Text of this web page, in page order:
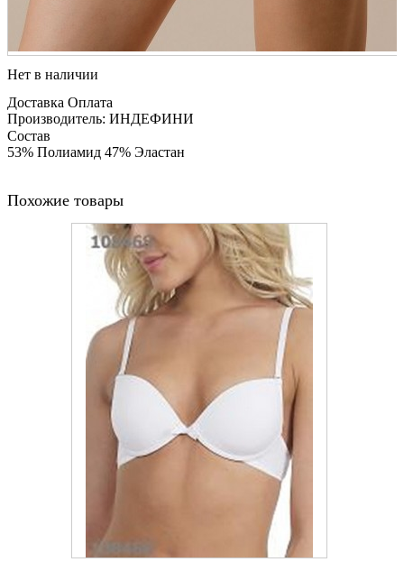
Нет в наличии
Доставка Оплата
Производитель: ИНДЕФИНИ
Состав
53% Полиамид 47% Эластан
Похожие товары